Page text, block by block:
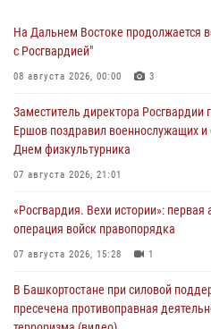
На Дальнем Востоке продолжается
с Росгвардией"
08 августа 2026, 00:00 3
Заместитель директора Росгвардии
Ершов поздравил военнослужащих и
Днем физкультурника
07 августа 2026, 21:01
«Росгвардия. Вехи истории»: первая
операция войск правопорядка
07 августа 2026, 15:28 1
В Башкортостане при силовой
пресечена противоправная